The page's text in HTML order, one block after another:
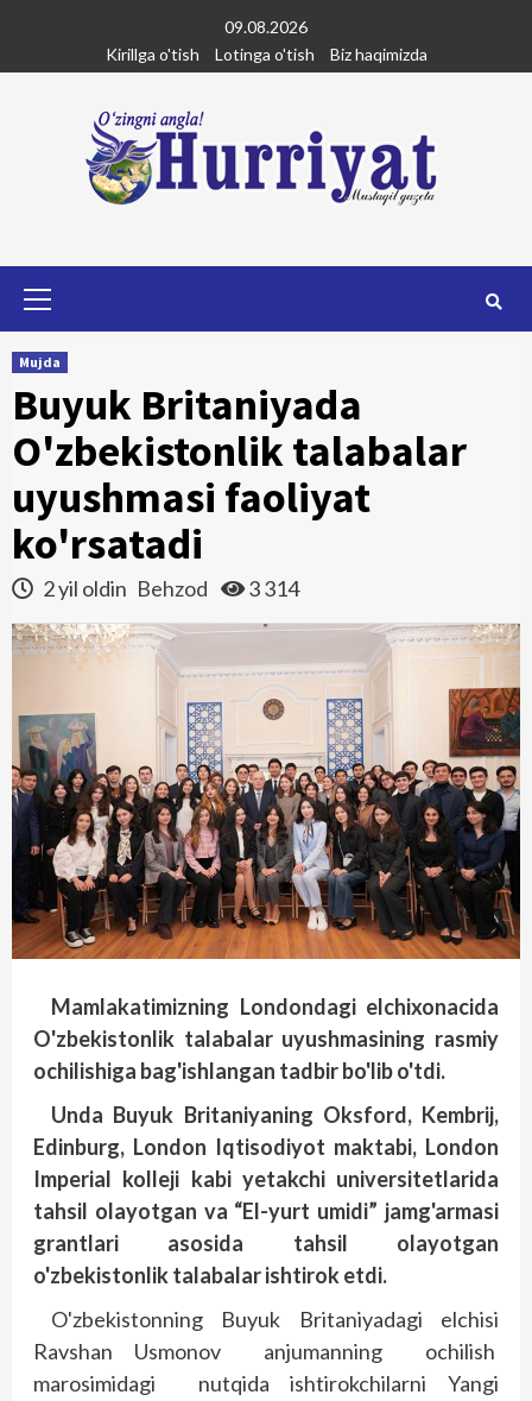
content
09.08.2026
Kirillga o'tish
Lotinga o'tish Biz haqimizda
Mujda
Buyuk Britaniyada
O'zbekistonlik talabalar
uyushmasi faoliyat
ko'rsatadi
2 yil oldin Behzod 3 314
Mamlakatimizning Londondagi elchixonacida
O'zbekistonlik talabalar uyushmasining rasmiy
ochilishiga bag'ishlangan tadbir bo'lib o'tdi.
Unda Buyuk Britaniyaning Oksford, Kembrij,
Edinburg, London Iqtisodiyot maktabi, London
Imperial kolleji kabi yetakchi universitetlarida
tahsil olayotgan va “El-yurt umidi” jamg'armasi
grantlari asosida tahsil olayotgan
o'zbekistonlik talabalar ishtirok etdi.
O'zbekistonning Buyuk Brita­niyadagi elchisi
Ravshan Usmonov anjumanning ochilish
marosimidagi nutqida ishtirokchilarni Yangi